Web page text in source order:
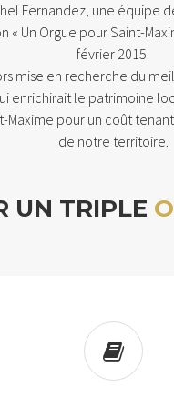
Fernandez, une équipe
« Un Orgue pour Saint-
février 2015.
mise en recherche du
enrichirait le patrimoine
Maxime pour un coût
de notre territoire.
UN TRIPLE